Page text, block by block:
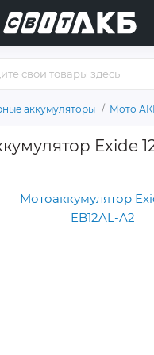
аккумуляторы Мото
Exide